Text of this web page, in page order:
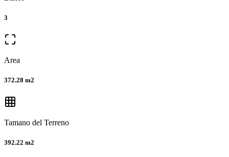
3
Area
372.28 m2
Tamano del Terreno
392.22 m2